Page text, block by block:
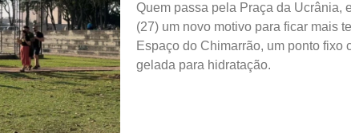
Quem passa pela Praça da Ucrânia,
(27) um novo motivo para ficar mais
Espaço do Chimarrão, um ponto fixo
gelada para hidratação.